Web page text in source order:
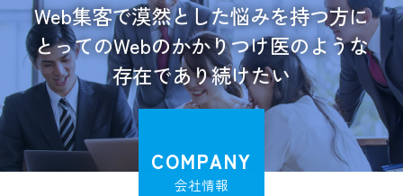
Web集客で漠然とした悩みを持つ方に
とってのWebのかかりつけ医のような
存在であり続けたい
COMPANY
会社情報